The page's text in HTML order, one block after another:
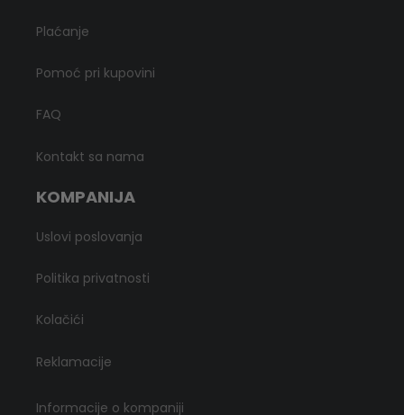
Plaćanje
Pomoć pri kupovini
FAQ
Kontakt sa nama
KOMPANIJA
Uslovi poslovanja
Politika privatnosti
Kolačići
Reklamacije
Informacije o kompaniji